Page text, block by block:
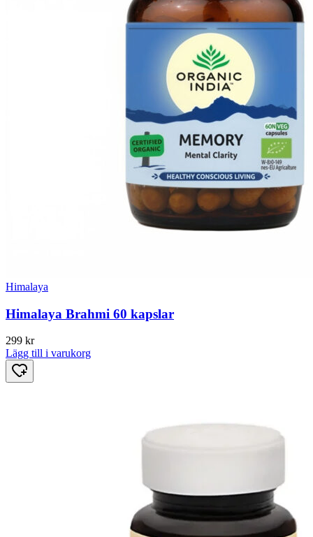
Himalaya
Himalaya Brahmi 60 kapslar
299 kr
Lägg till i varukorg